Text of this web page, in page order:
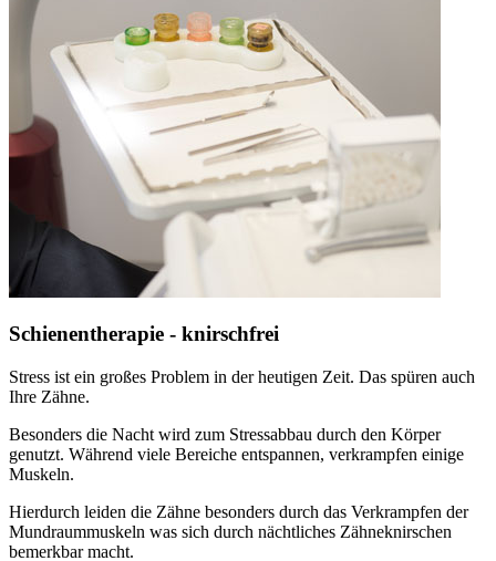
Schienentherapie - knirschfrei
Stress ist ein großes Problem in der heutigen Zeit. Das spüren auch
Ihre Zähne.
Besonders die Nacht wird zum Stressabbau durch den Körper
genutzt. Während viele Bereiche entspannen, verkrampfen einige
Muskeln.
Hierdurch leiden die Zähne besonders durch das Verkrampfen der
Mundraummuskeln was sich durch nächtliches Zähneknirschen
bemerkbar macht.